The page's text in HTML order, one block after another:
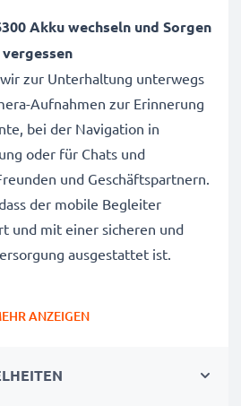
Akku wechseln und Sorgen
zur Unterhaltung unterwegs
Aufnahmen zur Erinnerung
bei der Navigation in
oder für Chats und
und Geschäftspartnern.
der mobile Begleiter
und mit einer sicheren und
ausgestattet ist.
hat Ihr Mobiltelefon mehr als
ANZEIGEN